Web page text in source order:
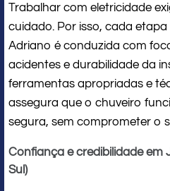
Trabalhar com eletricidade
cuidado. Por isso, cada
Adriano é conduzida com
acidentes e durabilidade da
ferramentas apropriadas e
assegura que o chuveiro
segura, sem comprometer o
Confiança e credibilidade em
Sul)